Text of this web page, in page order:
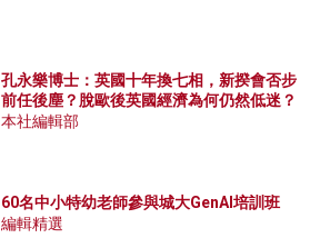
孔永樂博士：英國十年換七相，新揆會否步
前任後塵？脫歐後英國經濟為何仍然低迷？
本社編輯部
60名中小特幼老師參與城大GenAI培訓班
編輯精選